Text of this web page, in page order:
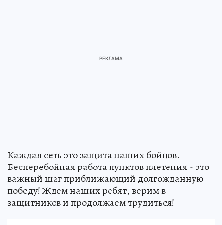
Каждая сеть это защита наших бойцов.
Бесперебойная работа пунктов плетения - это
важный шаг приближающий долгожданную
победу! Ждем наших ребят, верим в
защитников и продолжаем трудиться!